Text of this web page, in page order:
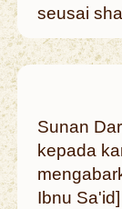
seusai
Sunan
kepada
Ibnu